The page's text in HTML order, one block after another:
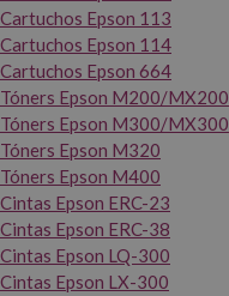
Cartuchos Epson 113
Cartuchos Epson 114
Cartuchos Epson 664
Tóners Epson M200/MX200
Tóners Epson M300/MX300
Tóners Epson M320
Tóners Epson M400
Cintas Epson ERC-23
Cintas Epson ERC-38
Cintas Epson LQ-300
Cintas Epson LX-300